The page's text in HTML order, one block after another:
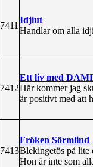
7411
Idjiut
Handlar om alla
7412
Ett liv med
Här kommer jag
är positivt med att
7413
Fröken Sörmlind
Blekingetös på lite
Hon är inte som